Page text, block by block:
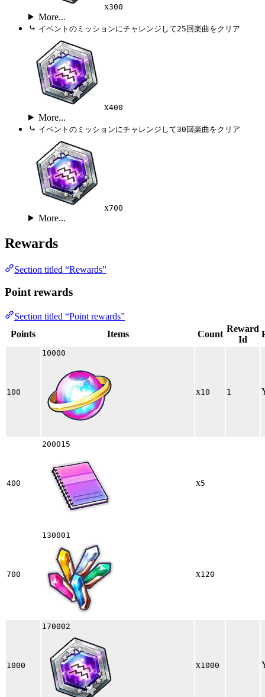
x300
More...
⤷ イベントのミッションにチャレンジして25回楽曲をクリア
x400
More...
⤷ イベントのミッションにチャレンジして30回楽曲をクリア
x700
More...
Rewards
Section titled “Rewards”
Point rewards
Section titled “Point rewards”
Points
Items Count
Reward
Id
100
10000
x10 1
400
200015
x5
700
130001
x120
1000
170002
x1000